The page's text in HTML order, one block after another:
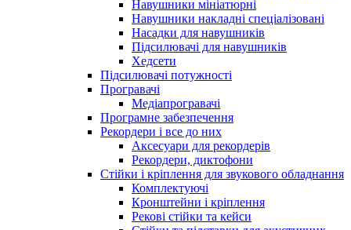
Навушники мініатюрні
Навушники накладні спеціалізовані
Насадки для навушників
Підсилювачі для навушників
Хедсети
Підсилювачі потужності
Програвачі
Медіапрогравачі
Програмне забезпечення
Рекордери і все до них
Аксесуари для рекордерів
Рекордери, диктофони
Стійки і кріплення для звукового обладнання
Комплектуючі
Кронштейни і кріплення
Рекові стійки та кейси